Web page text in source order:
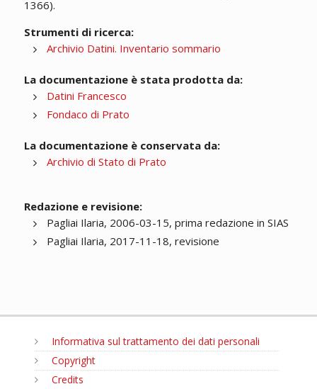
1366).
Strumenti di ricerca:
Archivio Datini. Inventario sommario
La documentazione è stata prodotta da:
Datini Francesco
Fondaco di Prato
La documentazione è conservata da:
Archivio di Stato di Prato
Redazione e revisione:
Pagliai Ilaria, 2006-03-15, prima redazione in SIAS
Pagliai Ilaria, 2017-11-18, revisione
Informativa sul trattamento dei dati personali
Copyright
Credits